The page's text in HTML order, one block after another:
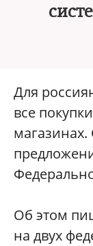
Для
все
Об этом
на двух